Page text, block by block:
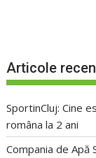
Articole
SportinCluj: Cine
româna la 2 ani
Compania de Apă